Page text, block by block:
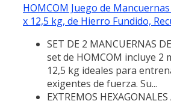
HOMCOM Juego de
x 12,5 kg, de Hierro Fundido,
SET DE 2 MANCUERNAS
set de HOMCOM incluye 2
12,5 kg ideales para
exigentes de fuerza. Su...
EXTREMOS